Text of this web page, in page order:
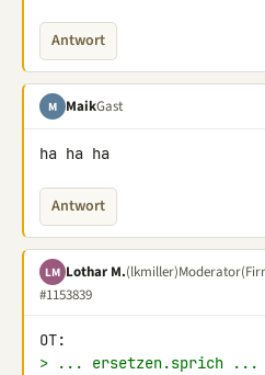
Antwort
M MaikGast
ha ha ha
Antwort
LM Lothar M.(lkmiller)Moderator
#1153839
> ... ersetzen.sprich ...